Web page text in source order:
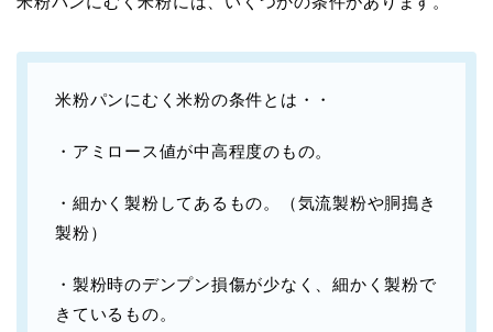
米粉パンにむく米粉の条件とは・・
・アミロース値が中高程度のもの。
・細かく製粉してあるもの。（気流製粉や胴搗き
製粉）
・製粉時のデンプン損傷が少なく、細かく製粉で
きているもの。